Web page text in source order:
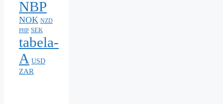
NBP
NOK NZD
PHP SEK
tabela-
A USD
ZAR